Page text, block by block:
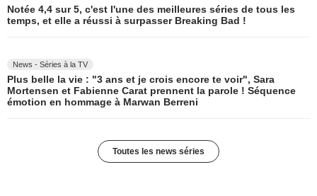
Notée 4,4 sur 5, c'est l'une des meilleures séries de tous les
temps, et elle a réussi à surpasser Breaking Bad !
News - Séries à la TV
Plus belle la vie : "3 ans et je crois encore te voir", Sara
Mortensen et Fabienne Carat prennent la parole ! Séquence
émotion en hommage à Marwan Berreni
Toutes les news séries